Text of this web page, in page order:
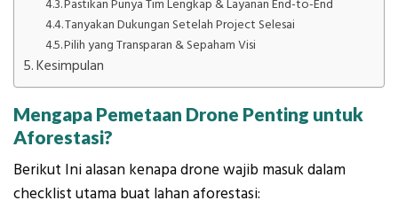
Pastikan Punya Tim Lengkap & Layanan End-to-End
Tanyakan Dukungan Setelah Project Selesai
Pilih yang Transparan & Sepaham Visi
Kesimpulan
Mengapa Pemetaan Drone Penting untuk
Aforestasi?
Berikut Ini alasan kenapa drone wajib masuk dalam
checklist utama buat lahan aforestasi: